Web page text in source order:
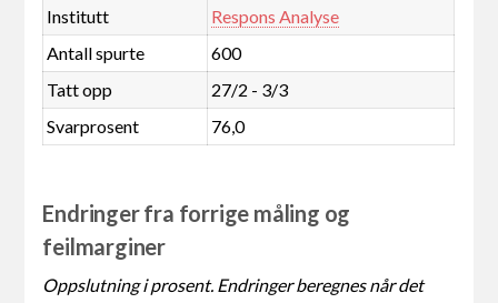
Institutt
Respons Analyse
Antall spurte
600
Tatt opp
27/2 - 3/3
Svarprosent
76,0
Endringer fra forrige måling og
feilmarginer
Oppslutning i prosent. Endringer beregnes når det